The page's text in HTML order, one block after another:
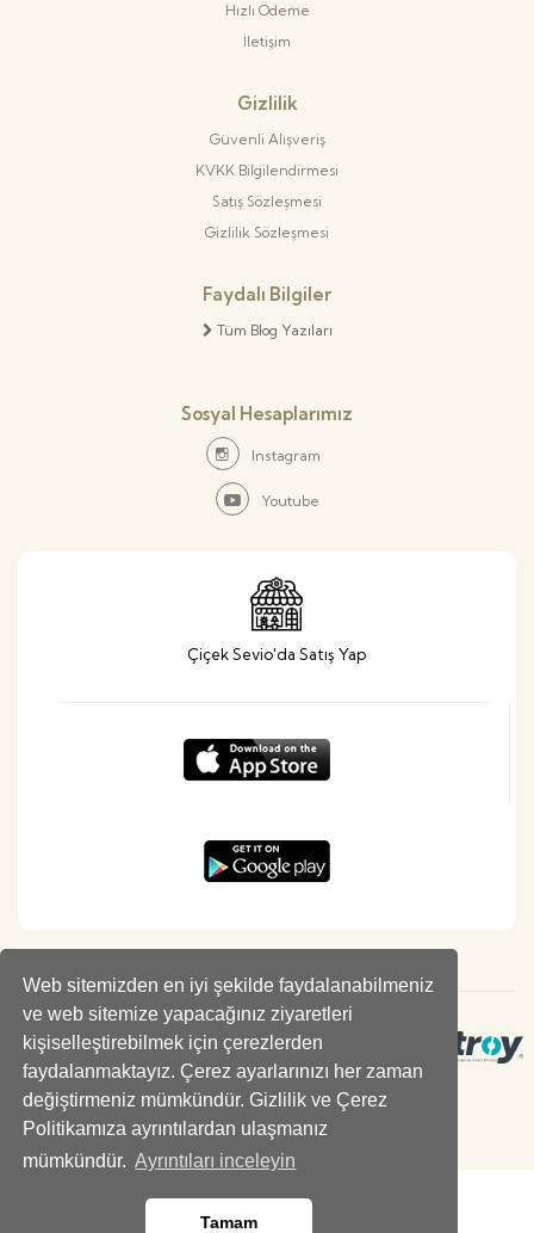
Web sitemizden en iyi şekilde faydalanabilmeniz
ve web sitemize yapacağınız ziyaretleri
kişiselleştirebilmek için çerezlerden
faydalanmaktayız. Çerez ayarlarınızı her zaman
değiştirmeniz mümkündür. Gizlilik ve Çerez
Politikamıza ayrıntılardan ulaşmanız
mümkündür. Ayrıntıları inceleyin
Tamam
Hızlı Ödeme
İletişim
Gizlilik
Güvenli Alışveriş
KVKK Bilgilendirmesi
Satış Sözleşmesi
Gizlilik Sözleşmesi
Faydalı Bilgiler
Tüm Blog Yazıları
Sosyal Hesaplarımız
Instagram
Youtube
Çiçek Sevio'da Satış Yap